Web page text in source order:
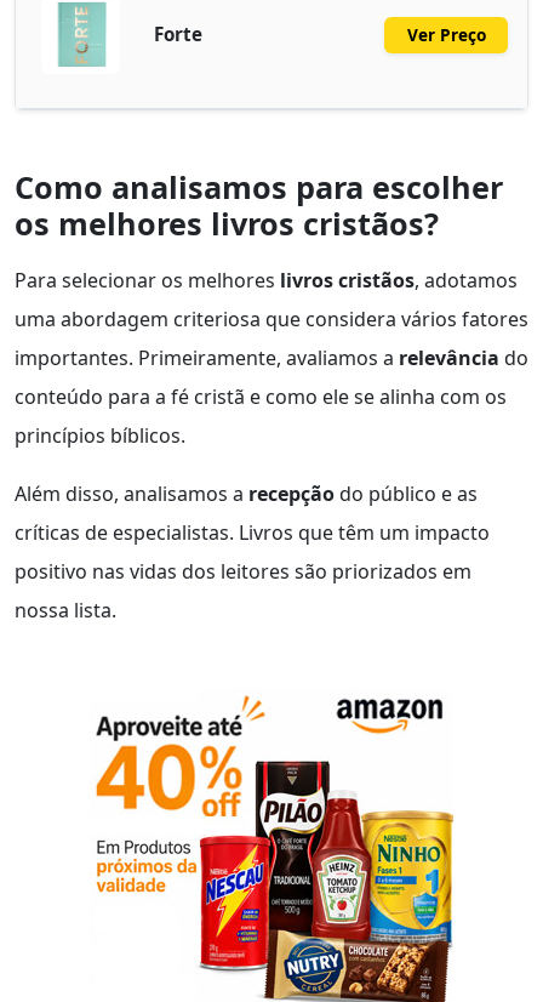
Forte Ver Preço
Como analisamos para escolher
os melhores livros cristãos?
Para selecionar os melhores livros cristãos, adotamos
uma abordagem criteriosa que considera vários fatores
importantes. Primeiramente, avaliamos a relevância do
conteúdo para a fé cristã e como ele se alinha com os
princípios bíblicos.
Além disso, analisamos a recepçãodo público e as
críticas de especialistas. Livros que têm um impacto
positivo nas vidas dos leitores são priorizados em
nossa lista.